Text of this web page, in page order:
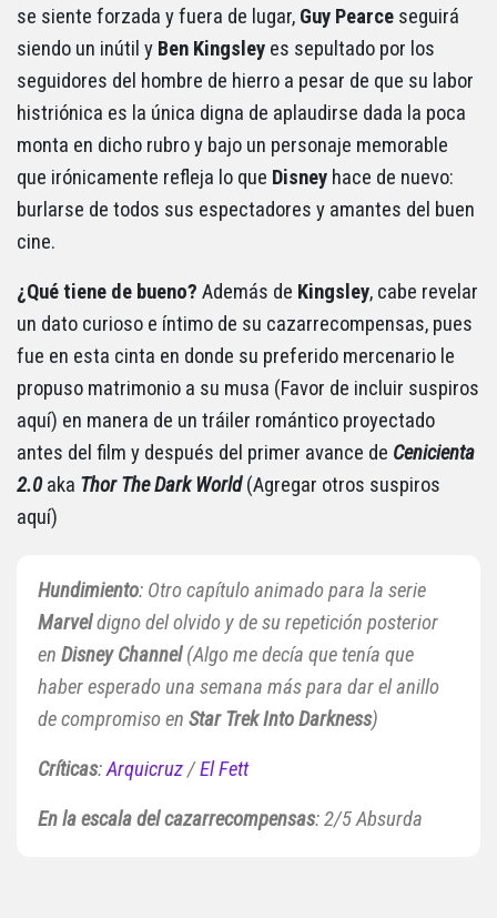
se siente forzada y fuera de lugar, Guy Pearce seguirá
siendo un inútil y Ben Kingsley es sepultado por los
seguidores del hombre de hierro a pesar de que su labor
histriónica es la única digna de aplaudirse dada la poca
monta en dicho rubro y bajo un personaje memorable
que irónicamente refleja lo que Disney hace de nuevo:
burlarse de todos sus espectadores y amantes del buen
cine.
¿Qué tiene de bueno? Además de Kingsley, cabe revelar
un dato curioso e íntimo de su cazarrecompensas, pues
fue en esta cinta en donde su preferido mercenario le
propuso matrimonio a su musa (Favor de incluir suspiros
aquí) en manera de un tráiler romántico proyectado
antes del film y después del primer avance de Cenicienta
2.0aka Thor The Dark World(Agregar otros suspiros
aquí)
Hundimiento: Otro capítulo animado para la serie
Marveldigno del olvido y de su repetición posterior
en Disney Channel(Algo me decía que tenía que
haber esperado una semana más para dar el anillo
de compromiso en Star Trek Into Darkness)
Críticas:Arquicruz/El Fett
En la escala del cazarrecompensas: 2/5 Absurda